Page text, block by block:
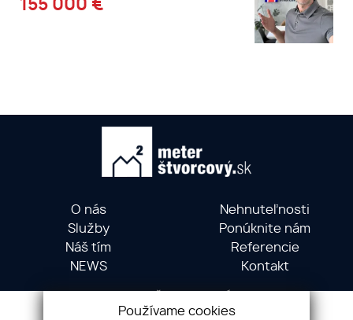
155 000 €
O nás
Služby
Náš tím
NEWS
Nehnuteľnosti
Ponúknite nám
Referencie
Kontakt
Hollého 5, 01001 Žilina
Používame cookies